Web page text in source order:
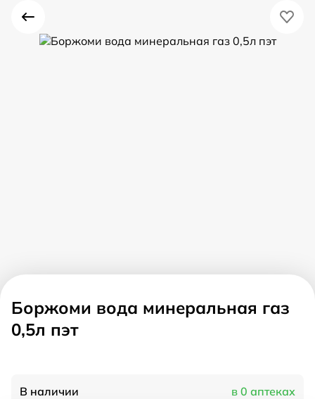
Боржоми вода минеральная газ
0,5л пэт
В наличии в 0 аптеках